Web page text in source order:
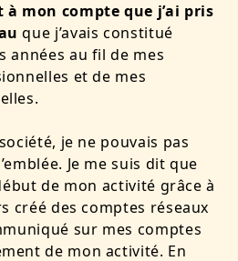
à mon compte que j’ai pris
que j’avais constitué
années au fil de mes
et de mes
je ne pouvais pas
Je me suis dit que
de mon activité grâce à
créé des comptes réseaux
sur mes comptes
de mon activité. En